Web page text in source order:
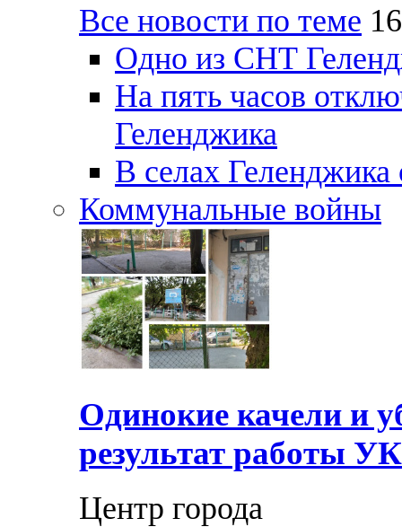
Все новости по теме
Одно из СНТ
На пять часов
Геленджика
В селах Геленджика
Коммунальные войны
Одинокие качели и
результат работы
Центр города